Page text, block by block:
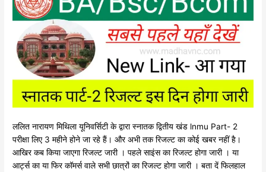
ललित नारायण मिथिला यूनिवर्सिटी के द्वारा स्नातक द्वितीय खंड lnmu Part- 2
परीक्षा लिए 3 महीने होने जा रहे हैं। और अभी तक रिजल्ट का कोई खबर नहीं है।
आखिर कब किया जाएगा रिजल्ट जारी । पहले साइंस का रिजल्ट होगा जारी । या
आर्ट्स का या फिर कॉमर्स वाले सभी छात्रों का रिजल्ट होगा जारी । बता दें फिलहाल